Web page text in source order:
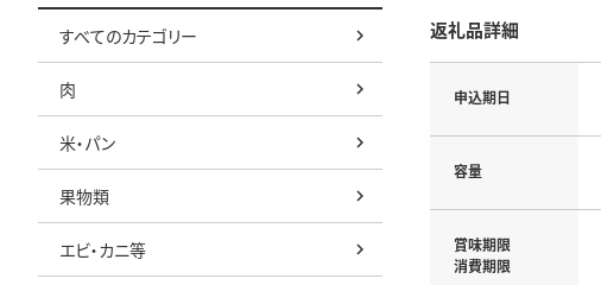
すべてのカテゴリー
肉
米・パン
果物類
エビ・カニ等
返礼品詳細
申込期日
容量
賞味期限
消費期限